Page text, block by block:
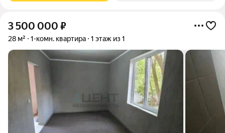
3 500 000 ₽
28 м² 1-комн. квартира 1 этаж из 1